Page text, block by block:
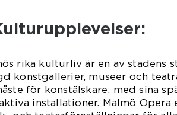
rika kulturliv är en av stadens
konstgallerier, museer och
för konstälskare, med sina
installationer. Malmö